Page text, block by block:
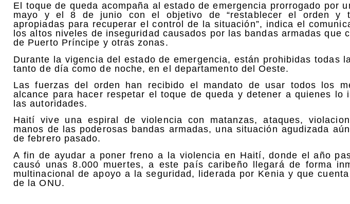
El toque de queda acompaña al estado de emergencia prorrogado por
mayo y el 8 de junio con el objetivo de “restablecer el orden y
apropiadas para recuperar el control de la situación”, indica el
los altos niveles de inseguridad causados por las bandas armadas que
de Puerto Príncipe y otras zonas.
Durante la vigencia del estado de emergencia, están prohibidas todas
tanto de día como de noche, en el departamento del Oeste.
Las fuerzas del orden han recibido el mandato de usar todos los
alcance para hacer respetar el toque de queda y detener a quienes lo
las autoridades.
Haití vive una espiral de violencia con matanzas, ataques,
manos de las poderosas bandas armadas, una situación agudizada
de febrero pasado.
A fin de ayudar a poner freno a la violencia en Haití, donde el año
causó unas 8.000 muertes, a este país caribeño llegará de forma
multinacional de apoyo a la seguridad, liderada por Kenia y que
de la ONU.